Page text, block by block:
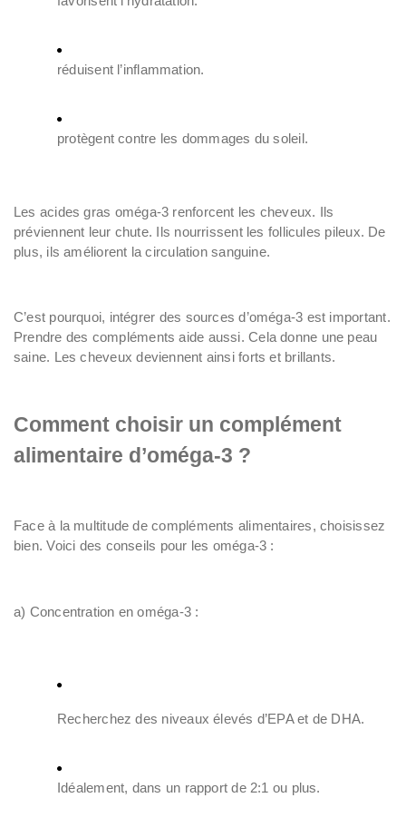
réduisent l’inflammation.
protègent contre les dommages du soleil.
Les acides gras oméga-3 renforcent les cheveux. Ils
préviennent leur chute. Ils nourrissent les follicules pileux. De
plus, ils améliorent la circulation sanguine.
C’est pourquoi, intégrer des sources d’oméga-3 est important.
Prendre des compléments aide aussi. Cela donne une peau
saine. Les cheveux deviennent ainsi forts et brillants.
Comment choisir un complément
alimentaire d’oméga-3 ?
Face à la multitude de compléments alimentaires, choisissez
bien. Voici des conseils pour les oméga-3 :
a) Concentration en oméga-3 :
Recherchez des niveaux élevés d’EPA et de DHA.
Idéalement, dans un rapport de 2:1 ou plus.